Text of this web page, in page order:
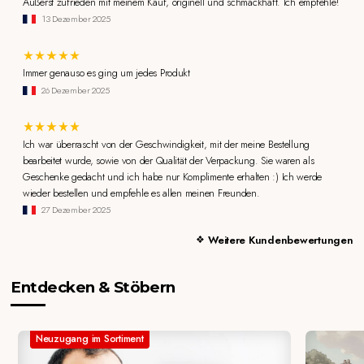
13 Dezember 2025
Immer genauso es ging um jedes Produkt
26 Dezember 2025
Ich war überrascht von der Geschwindigkeit, mit der meine Bestellung
bearbeitet wurde, sowie von der Qualität der Verpackung. Sie waren als
Geschenke gedacht und ich habe nur Komplimente erhalten :) Ich werde
wieder bestellen und empfehle es allen meinen Freunden.
27 Dezember 2025
Weitere Kundenbewertungen
Entdecken & Stöbern
Neuzugang im Sortiment